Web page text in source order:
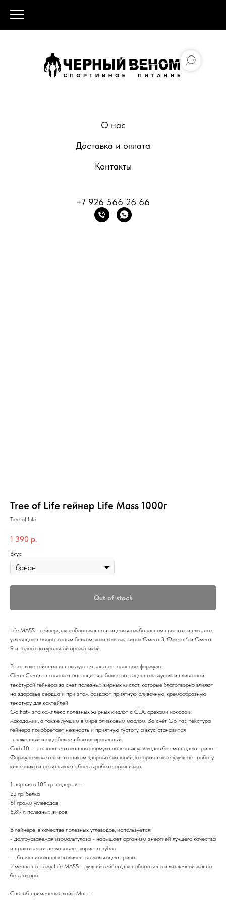
О нас
Доставка и оплата
Контакты
+7 926 566 26 66
Tree of Life гейнер Life Mass 1000г
Tree of Life
1 390 р.
Вкус
Out of stock
Life MASS - гейнер для набора массы с идеальным балансом простых и сложных
углеводов, сывороточным белком, комплексом жиров Омега 3, Омега 6 и Омега
9 и только натуральной ароматикой.
В составе гейнера используются запатентованные формулы:
Clean Cream- позволяет насладиться более насыщенным вкусом и сливочной
текстурой гейнера за счет полезных жирных кислот, которые благотворно влияют
на здоровье сердца и при этом создают приятную сливочную, кремообразную
текстуру для коктейлей
Go Fat- это комплекс полезных жирных кислот с CLA, орехами кокоса и
макадамии, а также лучшим в мире оливковым маслом. За счёт Go Fat, текстура
гейнера приобретает нежность и приятную густоту, а вкус становится
сглаженный и еще более сбалансированный.
Carb 10 - это запатентованная формула полезных углеводов без малтодекстрина.
Формула является источником здоровых калорий, которая также улучшает работу
кишечника и не вызывает сбоев в работе организма.
1 порция в 100 гр. содержит:
22 гр. белка
61 грамм углеводов
5,89 г. полезных жиров.
В гейнере, в качестве полезных углеводов, используется:
- долгоусваяемая изомальтулоза - насыщает организм энергией лучшего качества
и практически не вызывает кариеса зубов
- сбалансированное количество мальтодекстрина.
Именно поэтому Life MASS - лучший гейнер для набора веса и мышечной массы
без сахара .
Способ применения лайф Масс: